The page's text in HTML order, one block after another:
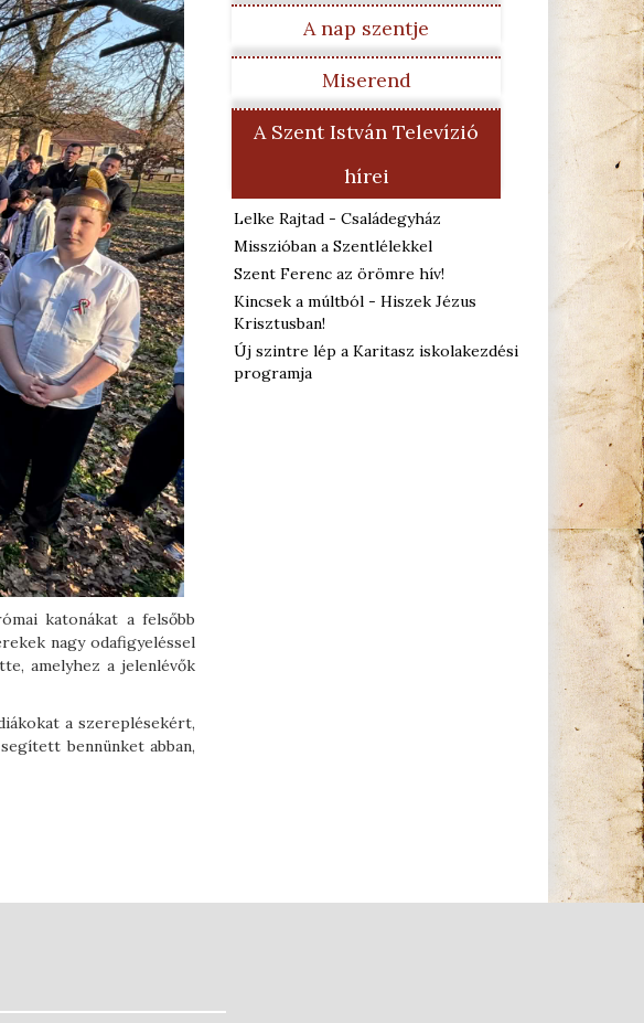
katonákat a felsőbb
nagy odafigyeléssel
amelyhez a jelenlévők
a szereplésekért,
bennünket abban,
A nap szentje
Miserend
A Szent István Televízió
hírei
Lelke Rajtad - Családegyház
Misszióban a Szentlélekkel
Szent Ferenc az örömre hív!
Kincsek a múltból - Hiszek Jézus
Krisztusban!
Új szintre lép a Karitasz iskolakezdési
programja